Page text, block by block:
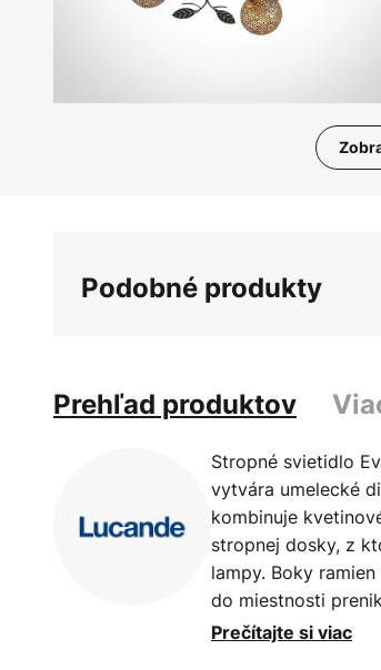
obrázkov
Podobné produkty
Prehľad produktov
Stropné svietidlo
vytvára umelecké
kombinuje
stropnej dosky, z
lampy. Boky
do miestnosti
svetlu orientálny
Prečítajte si viac